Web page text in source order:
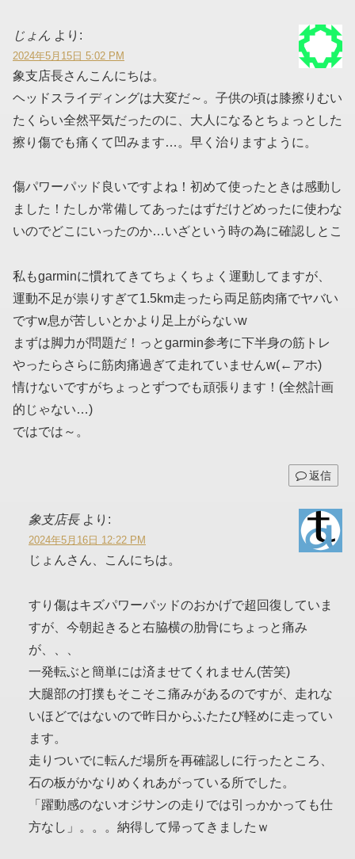
じょん より:
2024年5月15日 5:02 PM
象支店長さんこんにちは。
ヘッドスライディングは大変だ～。子供の頃は膝擦りむい
たくらい全然平気だったのに、大人になるとちょっとした
擦り傷でも痛くて凹みます…。早く治りますように。
傷パワーパッド良いですよね！初めて使ったときは感動し
ました！たしか常備してあったはずだけどめったに使わな
いのでどこにいったのか…いざという時の為に確認しとこ
私もgarminに慣れてきてちょくちょく運動してますが、
運動不足が祟りすぎて1.5km走ったら両足筋肉痛でヤバい
ですw息が苦しいとかより足上がらないw
まずは脚力が問題だ！っとgarmin参考に下半身の筋トレ
やったらさらに筋肉痛過ぎて走れていませんw(←アホ)
情けないですがちょっとずつでも頑張ります！(全然計画
的じゃない…)
ではでは～。
返信
象支店長 より:
2024年5月16日 12:22 PM
じょんさん、こんにちは。
すり傷はキズパワーパッドのおかげで超回復していま
すが、今朝起きると右脇横の肋骨にちょっと痛み
が、、、
一発転ぶと簡単には済ませてくれません(苦笑)
大腿部の打撲もそこそこ痛みがあるのですが、走れな
いほどではないので昨日からふたたび軽めに走ってい
ます。
走りついでに転んだ場所を再確認しに行ったところ、
石の板がかなりめくれあがっている所でした。
「躍動感のないオジサンの走りでは引っかかっても仕
方なし」。。。納得して帰ってきましたｗ